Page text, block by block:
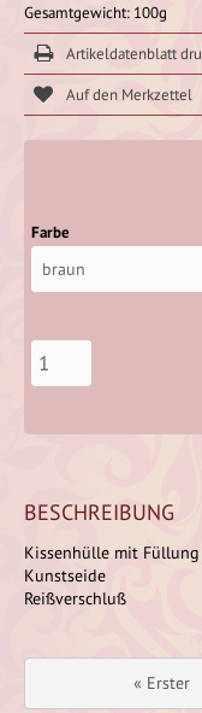
Gesamtgewicht: 100g
Artikeldatenblatt
Farbe
braun
BESCHREIBUNG
Kissenhülle mit
Kunstseide
Reißverschluß
« Erster